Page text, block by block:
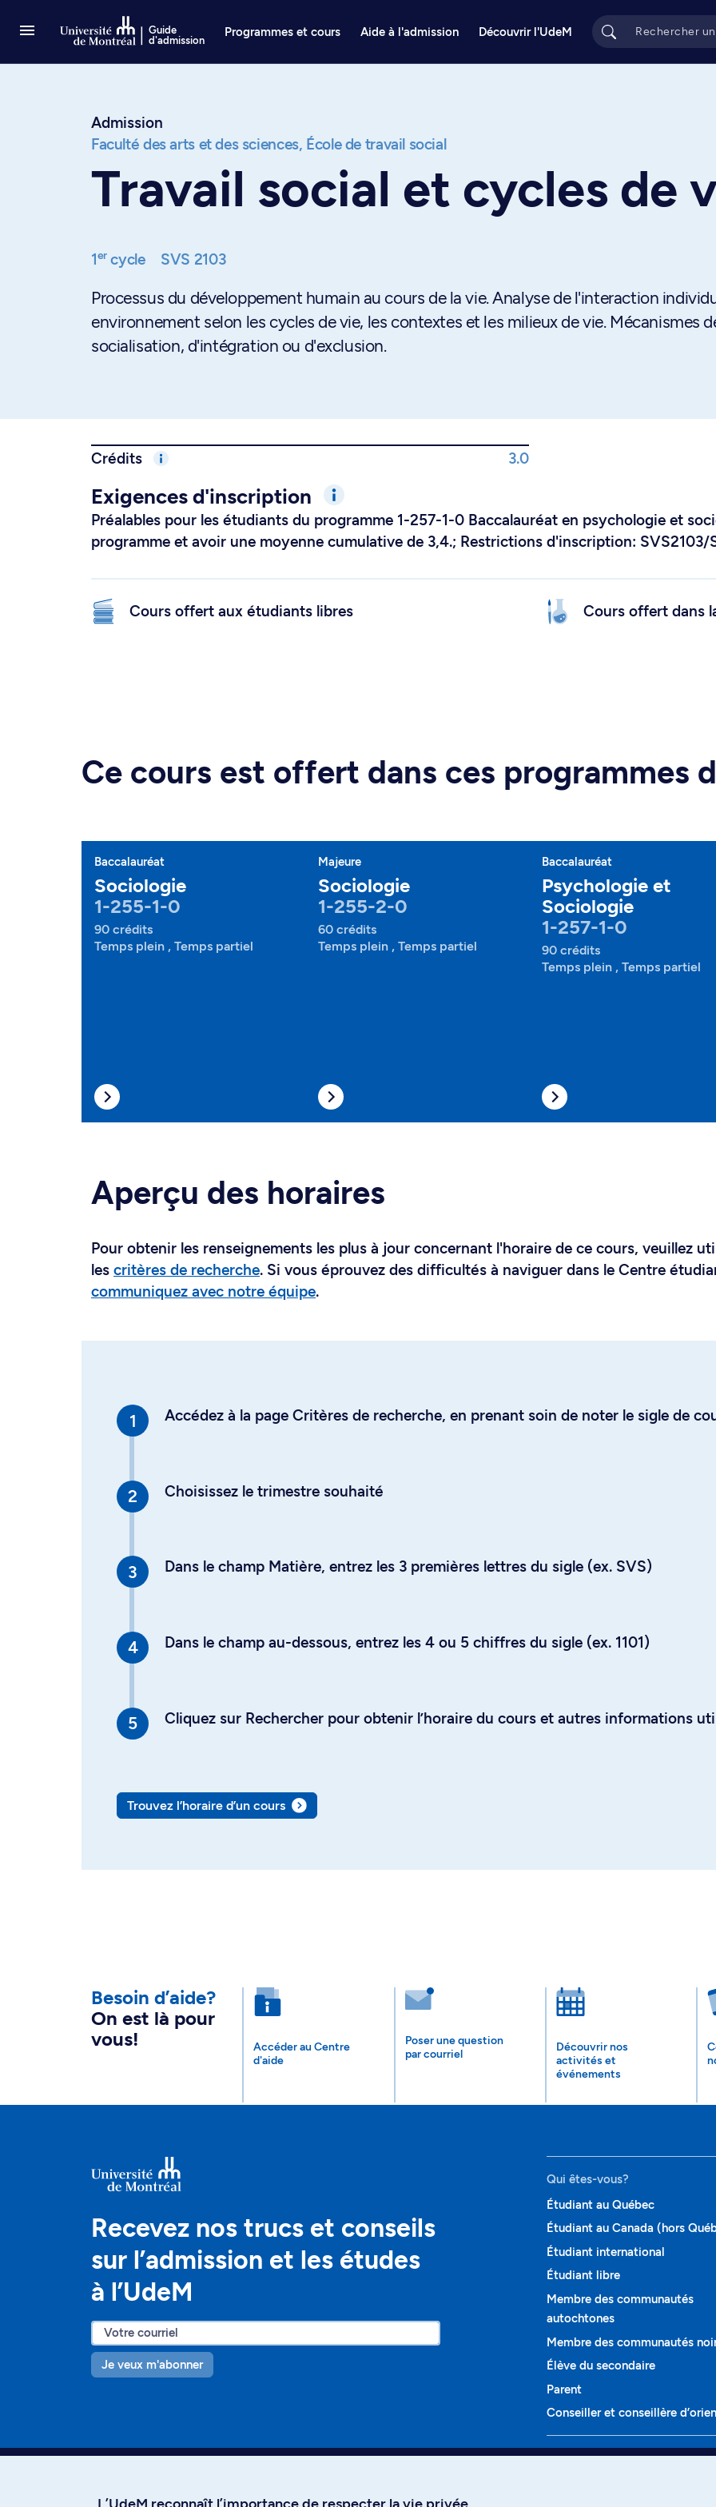
Guide
d'admission
Programmes et cours Aide à l'admission Découvrir l'UdeM
Admission
Faculté des arts et des sciences, École de travail social
Travail social et cycles de
1ercycle SVS 2103
Processus du développement humain au cours de la vie. Analyse de l'interaction
environnement selon les cycles de vie, les contextes et les milieux de vie. Mécanismes
socialisation, d'intégration ou d'exclusion.
Crédits 3.0
Exigences d'inscription
Préalables pour les étudiants du programme 1-257-1-0 Baccalauréat en psychologie et
programme et avoir une moyenne cumulative de 3,4.; Restrictions d'inscription: SVS2103/
Cours offert aux étudiants libres Cours offert dans
Ce cours est offert dans ces programmes
Baccalauréat
Sociologie
1-255-1-0
90 crédits
Temps plein , Temps partiel
Majeure
Sociologie
1-255-2-0
60 crédits
Temps plein , Temps partiel
Baccalauréat
Psychologie et
Sociologie
1-257-1-0
90 crédits
Temps plein , Temps partiel
Aperçu des horaires
Pour obtenir les renseignements les plus à jour concernant l'horaire de ce cours, veuillez
les critères de recherche. Si vous éprouvez des difficultés à naviguer dans le Centre
communiquez avec notre équipe.
Accédez à la page Critères de recherche, en prenant soin de noter le sigle de
Choisissez le trimestre souhaité
Dans le champ Matière, entrez les 3 premières lettres du sigle (ex. SVS)
Dans le champ au-dessous, entrez les 4 ou 5 chiffres du sigle (ex. 1101)
Cliquez sur Rechercher pour obtenir l’horaire du cours et autres informations
Trouvez l’horaire d’un cours
Besoin d’aide?
On est là pour
vous!
Accéder au Centre
d'aide
Poser une question
par courriel
Découvrir nos
activités et
événements
Recevez nos trucs et conseils
sur l’admission et les études
à l’UdeM
Je veux m'abonner
Qui êtes-vous?
Étudiant au Québec
Étudiant au Canada (hors
Étudiant international
Étudiant libre
Membre des communautés
autochtones
Membre des communautés
Élève du secondaire
Parent
Conseiller et conseillère
Programmes et cours